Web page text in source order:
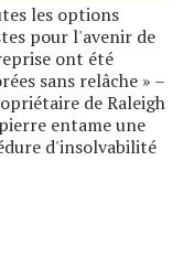
les options
pour l'avenir de
ont été
sans relâche » –
de Raleigh
entame une
d'insolvabilité